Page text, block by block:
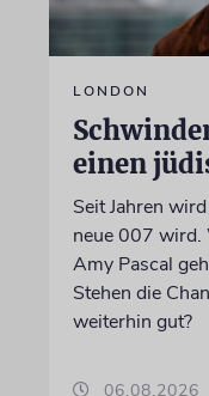
LONDON
einen
Seit Jahren
neue 007 wird.
Amy Pascal
Stehen die
weiterhin gut?
06.08.2026